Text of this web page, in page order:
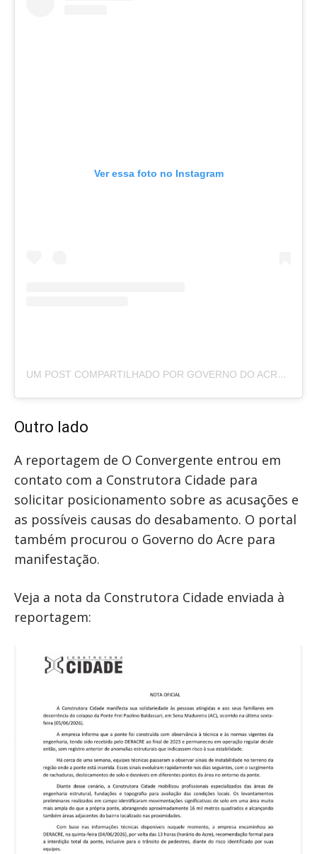
Ver essa foto no Instagram
UM POST COMPARTILHADO POR GOVERNO DO ACRE (@GOVERNO.ACRE)
Outro lado
A reportagem de O Convergente entrou em
contato com a Construtora Cidade para
solicitar posicionamento sobre as acusações e
as possíveis causas do desabamento. O portal
também procurou o Governo do Acre para
manifestação.
Veja a nota da Construtora Cidade enviada à
reportagem: